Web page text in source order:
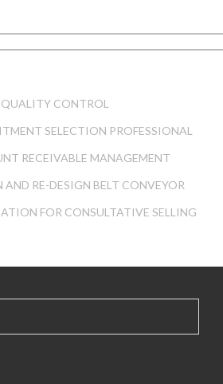
CONTROL
SELECTION PROFESSIONAL
RECEIVABLE MANAGEMENT
RE-DESIGN BELT CONVEYOR
FOR CONSULTATIVE SELLING